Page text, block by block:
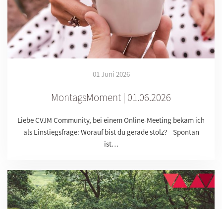
01 Juni 2026
MontagsMoment | 01.06.2026
Liebe CVJM Community, bei einem Online-Meeting bekam ich
als Einstiegsfrage: Worauf bist du gerade stolz? Spontan
ist…